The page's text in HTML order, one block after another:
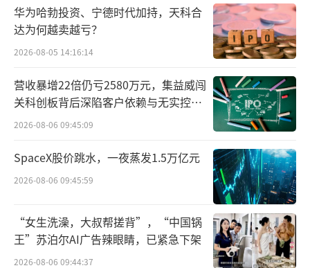
华为哈勃投资、宁德时代加持，天科合
达为何越卖越亏？
2026-08-05 14:16:14
营收暴增22倍仍亏2580万元，集益威闯
关科创板背后深陷客户依赖与无实控人
困局
2026-08-06 09:45:09
SpaceX股价跳水，一夜蒸发1.5万亿元
2026-08-06 09:45:59
“女生洗澡，大叔帮搓背”，“中国锅
王”苏泊尔AI广告辣眼睛，已紧急下架
2026-08-06 09:44:37